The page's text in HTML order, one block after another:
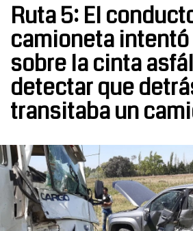
Ruta 5: El
camioneta
sobre la cinta
detectar que
transitaba un